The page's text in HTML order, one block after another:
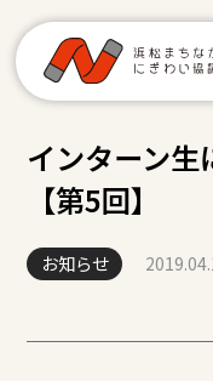
インターン
【第5回】
お知らせ